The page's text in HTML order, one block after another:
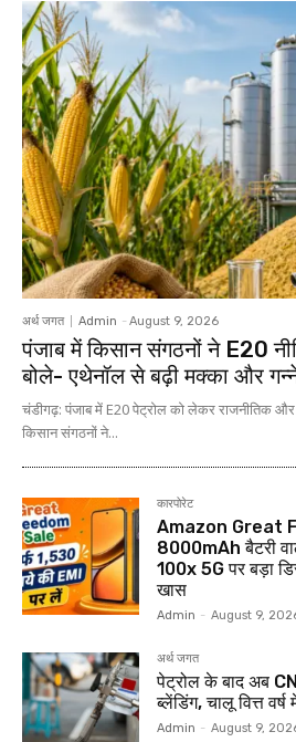
अर्थ जगत Admin - August 9, 2026
पंजाब में किसान संगठनों ने E20
बोले- एथेनॉल से बढ़ी मक्का और
चंडीगढ़: पंजाब में E20 पेट्रोल को लेकर राजनीतिक
किसान संगठनों ने...
कारपोरेट
Amazon Great
8000mAh बैटरी
100x 5G पर बड़ा
खास
Admin - August 9,
अर्थ जगत
पेट्रोल के बाद अब
ब्लेंडिंग, चालू वित्त
Admin - August 9,